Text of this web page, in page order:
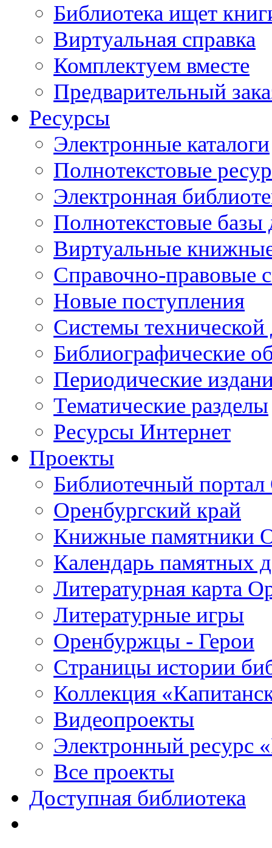
Библиотека ищет
Виртуальная справка
Комплектуем вместе
Предварительный
Ресурсы
Электронные каталоги
Полнотекстовые
Электронная
Полнотекстовые
Виртуальные
Справочно-правовые
Новые поступления
Cистемы
Библиографические
Периодические
Тематические разделы
Ресурсы Интернет
Проекты
Библиотечный портал
Оренбургский край
Книжные памятники
Календарь памятных
Литературная карта
Литературные игры
Оренбуржцы - Герои
Страницы истории
Коллекция
Видеопроекты
Электронный ресурс
Все проекты
Доступная библиотека